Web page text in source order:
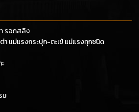
รอกสลิง
า แม่แรงกระปุก-ตะเข้ แม่แรงทุกชนิด
ม